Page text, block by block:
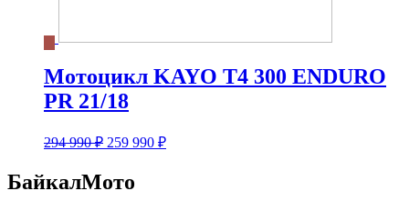
Мотоцикл KAYO T4 300 ENDURO
PR 21/18
294 990₽ Первоначальная
294
259 990 ₽Текущая
БайкалМото